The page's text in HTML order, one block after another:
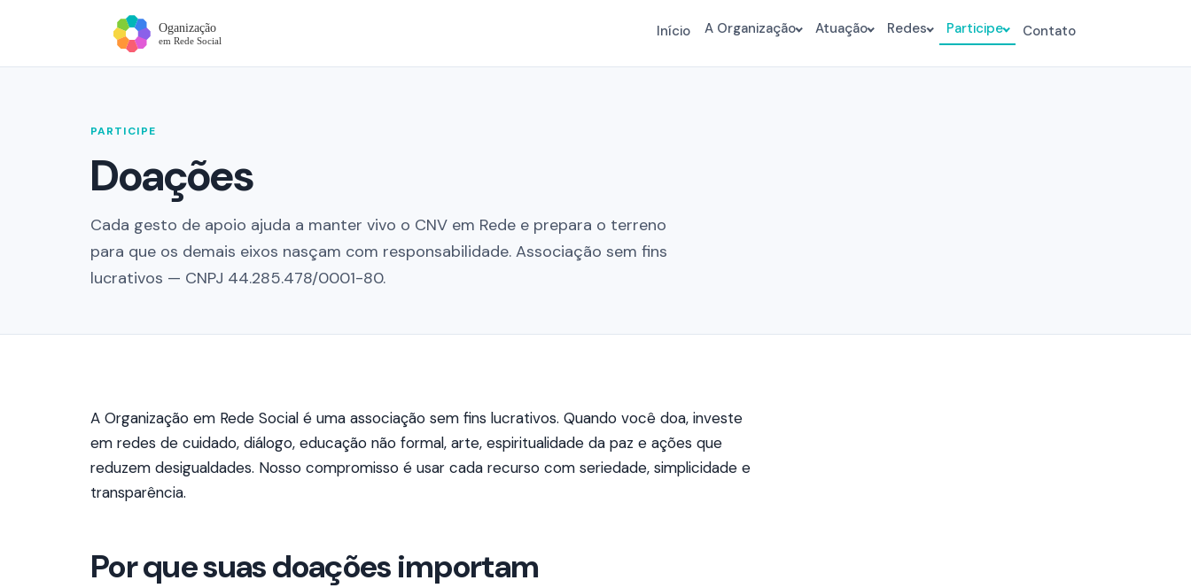
Início A Organização Atuação Redes Participe Contato
PARTICIPE
Doações
Cada gesto de apoio ajuda a manter vivo o CNV em Rede e prepara o terreno
para que os demais eixos nasçam com responsabilidade. Associação sem fins
lucrativos — CNPJ 44.285.478/0001-80.
A Organização em Rede Social é uma associação sem fins lucrativos. Quando você doa, investe
em redes de cuidado, diálogo, educação não formal, arte, espiritualidade da paz e ações que
reduzem desigualdades. Nosso compromisso é usar cada recurso com seriedade, simplicidade e
transparência.
Por que suas doações importam